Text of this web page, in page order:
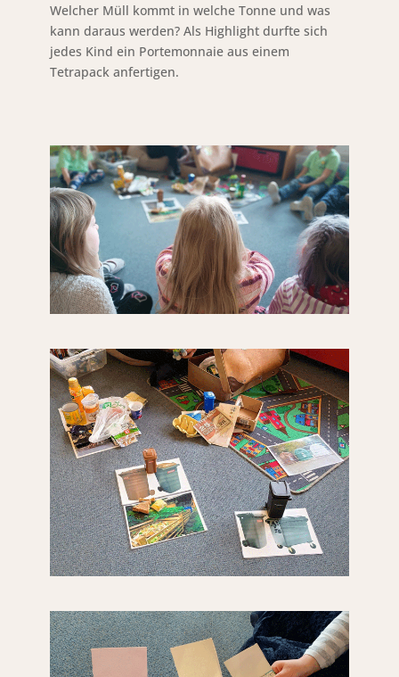
Welcher Müll kommt in welche Tonne und was
kann daraus werden? Als Highlight durfte sich
jedes Kind ein Portemonnaie aus einem
Tetrapack anfertigen.